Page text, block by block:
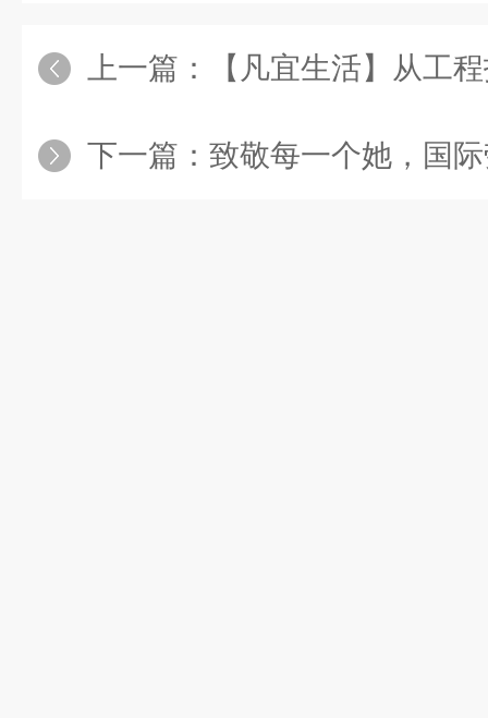
上一篇： 【凡宜生活】从工程技术
下一篇： 致敬每一个她，国